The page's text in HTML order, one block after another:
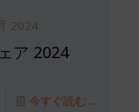
2024
ア 2024
今すぐ読む ...